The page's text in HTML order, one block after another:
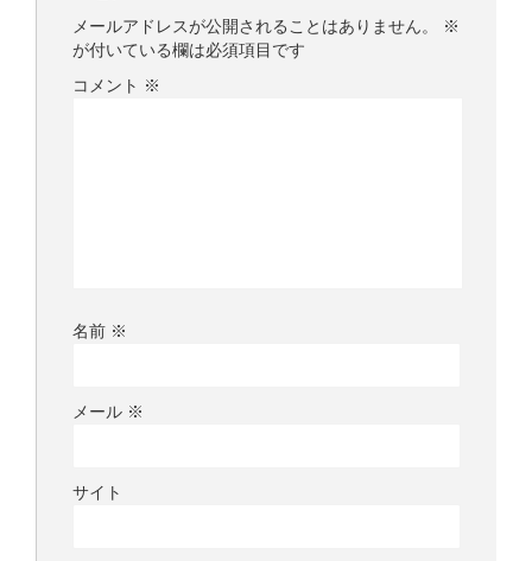
メールアドレスが公開されることはありません。
※
が付いている欄は必須項目です
コメント ※
名前 ※
メール ※
サイト